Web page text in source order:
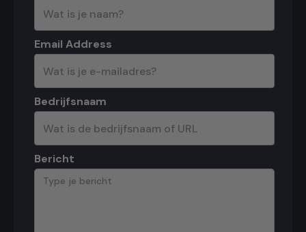
Email Address
Bedrijfsnaam
Bericht